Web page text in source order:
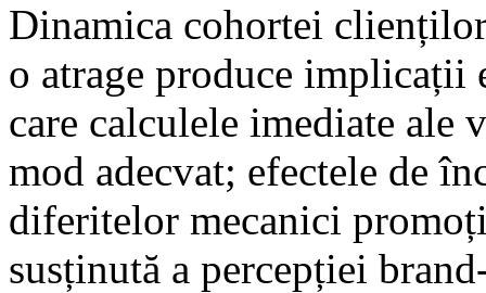
Dinamica cohortei
o atrage produce implicații
care calculele imediate
mod adecvat; efectele de
diferitelor mecanici
susținută a percepției